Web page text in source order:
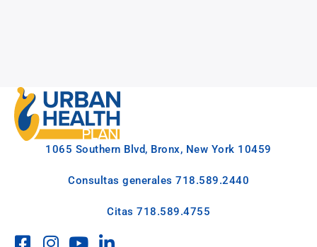
1065 Southern Blvd, Bronx, New York 10459
Consultas generales 718.589.2440
Citas 718.589.4755